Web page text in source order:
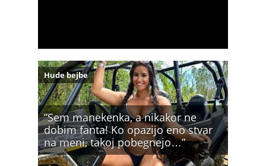
”Sem manekenka, a nikakor ne
dobim fanta! Ko opazijo eno stvar
na meni, takoj pobegnejo…”
Hude bejbe